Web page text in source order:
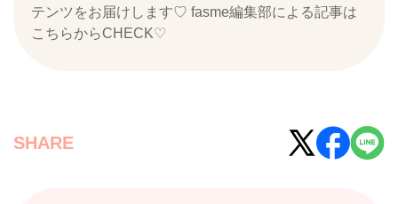
テンツをお届けします♡ fasme編集部による記事は
こちらからCHECK♡
SHARE